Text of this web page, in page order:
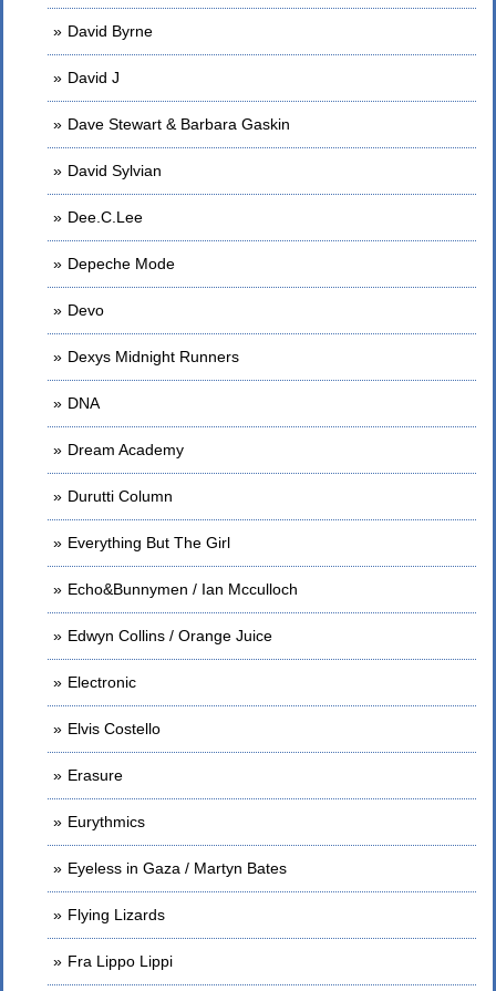
David Byrne
David J
Dave Stewart & Barbara Gaskin
David Sylvian
Dee.C.Lee
Depeche Mode
Devo
Dexys Midnight Runners
DNA
Dream Academy
Durutti Column
Everything But The Girl
Echo&Bunnymen / Ian Mcculloch
Edwyn Collins / Orange Juice
Electronic
Elvis Costello
Erasure
Eurythmics
Eyeless in Gaza / Martyn Bates
Flying Lizards
Fra Lippo Lippi